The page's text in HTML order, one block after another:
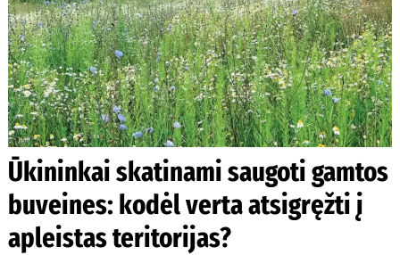
Ūkininkai skatinami saugoti gamtos
buveines: kodėl verta atsigręžti į
apleistas teritorijas?